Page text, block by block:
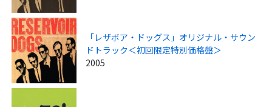
「レザボア・ドッグス」オリジナル・サウン
ドトラック＜初回限定特別価格盤＞
2005